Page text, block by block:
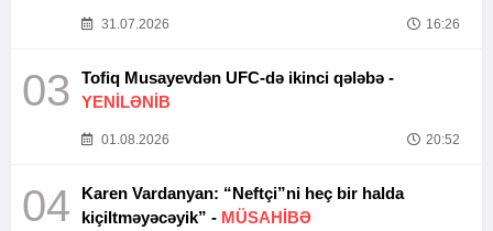
31.07.2026 16:26
03
Tofiq Musayevdən UFC-də ikinci qələbə -
YENİLƏNİB
01.08.2026 20:52
04
Karen Vardanyan: “Neftçi”ni heç bir halda
kiçiltməyəcəyik” - MÜSAHİBƏ